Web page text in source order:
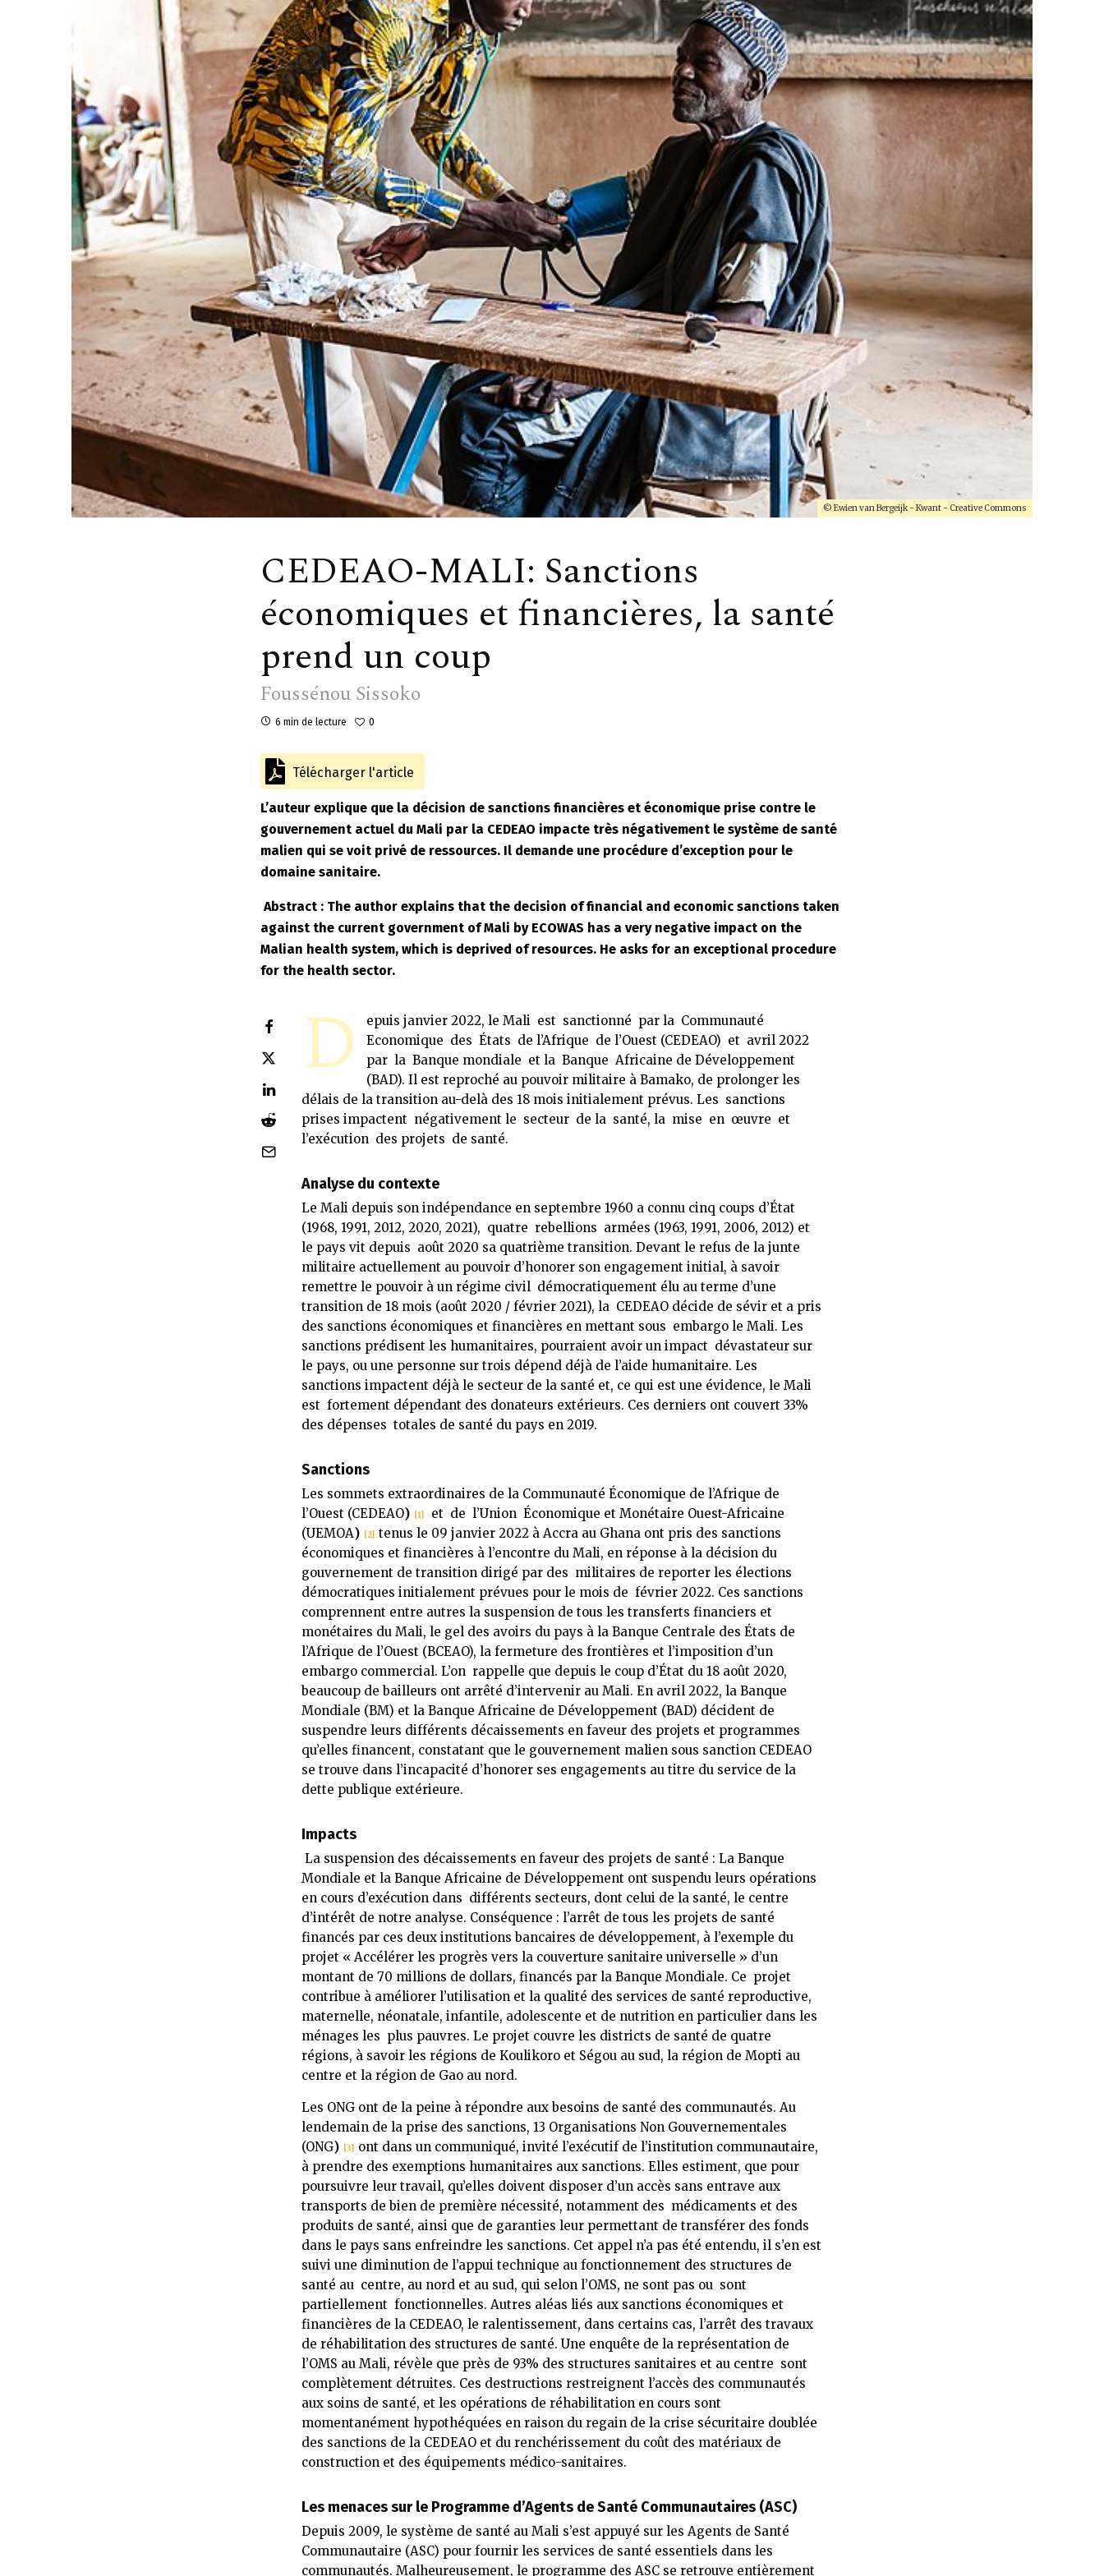
© Ewien van Bergeijk - Kwant - Creative Commons
CEDEAO-MALI: Sanctions
économiques et financières, la santé
prend un coup
Foussénou Sissoko
6 min de lecture 0
Télécharger l'article
L’auteur explique que la décision de sanctions financières et économique prise contre le
gouvernement actuel du Mali par la CEDEAO impacte très négativement le système de santé
malien qui se voit privé de ressources. Il demande une procédure d’exception pour le
domaine sanitaire.
Abstract : The author explains that the decision of financial and economic sanctions taken
against the current government of Mali by ECOWAS has a very negative impact on the
Malian health system, which is deprived of resources. He asks for an exceptional procedure
for the health sector.
D
epuis janvier 2022, le Mali est sanctionné par la Communauté
Economique des États de l’Afrique de l’Ouest (CEDEAO) et avril 2022
par la Banque mondiale et la Banque Africaine de Développement
(BAD). Il est reproché au pouvoir militaire à Bamako, de prolonger les
délais de la transition au-delà des 18 mois initialement prévus. Les sanctions
prises impactent négativement le secteur de la santé, la mise en œuvre et
l’exécution des projets de santé.
Analyse du contexte
Le Mali depuis son indépendance en septembre 1960 a connu cinq coups d’État
(1968, 1991, 2012, 2020, 2021), quatre rebellions armées (1963, 1991, 2006, 2012) et
le pays vit depuis août 2020 sa quatrième transition. Devant le refus de la junte
militaire actuellement au pouvoir d’honorer son engagement initial, à savoir
remettre le pouvoir à un régime civil démocratiquement élu au terme d’une
transition de 18 mois (août 2020 / février 2021), la CEDEAO décide de sévir et a pris
des sanctions économiques et financières en mettant sous embargo le Mali. Les
sanctions prédisent les humanitaires, pourraient avoir un impact dévastateur sur
le pays, ou une personne sur trois dépend déjà de l’aide humanitaire. Les
sanctions impactent déjà le secteur de la santé et, ce qui est une évidence, le Mali
est fortement dépendant des donateurs extérieurs. Ces derniers ont couvert 33%
des dépenses totales de santé du pays en 2019.
Sanctions
Les sommets extraordinaires de la Communauté Économique de l’Afrique de
l’Ouest (CEDEAO) [1]
et de l’Union Économique et Monétaire Ouest-Africaine
(UEMOA) [2] tenus le 09 janvier 2022 à Accra au Ghana ont pris des sanctions
économiques et financières à l’encontre du Mali, en réponse à la décision du
gouvernement de transition dirigé par des militaires de reporter les élections
démocratiques initialement prévues pour le mois de février 2022. Ces sanctions
comprennent entre autres la suspension de tous les transferts financiers et
monétaires du Mali, le gel des avoirs du pays à la Banque Centrale des États de
l’Afrique de l’Ouest (BCEAO), la fermeture des frontières et l’imposition d’un
embargo commercial. L’on rappelle que depuis le coup d’État du 18 août 2020,
beaucoup de bailleurs ont arrêté d’intervenir au Mali. En avril 2022, la Banque
Mondiale (BM) et la Banque Africaine de Développement (BAD) décident de
suspendre leurs différents décaissements en faveur des projets et programmes
qu’elles financent, constatant que le gouvernement malien sous sanction CEDEAO
se trouve dans l’incapacité d’honorer ses engagements au titre du service de la
dette publique extérieure.
Impacts
La suspension des décaissements en faveur des projets de santé : La Banque
Mondiale et la Banque Africaine de Développement ont suspendu leurs opérations
en cours d’exécution dans différents secteurs, dont celui de la santé, le centre
d’intérêt de notre analyse. Conséquence : l’arrêt de tous les projets de santé
financés par ces deux institutions bancaires de développement, à l’exemple du
projet « Accélérer les progrès vers la couverture sanitaire universelle » d’un
montant de 70 millions de dollars, financés par la Banque Mondiale. Ce projet
contribue à améliorer l’utilisation et la qualité des services de santé reproductive,
maternelle, néonatale, infantile, adolescente et de nutrition en particulier dans les
ménages les plus pauvres. Le projet couvre les districts de santé de quatre
régions, à savoir les régions de Koulikoro et Ségou au sud, la région de Mopti au
centre et la région de Gao au nord.
Les ONG ont de la peine à répondre aux besoins de santé des communautés. Au
lendemain de la prise des sanctions, 13 Organisations Non Gouvernementales
(ONG) [3] ont dans un communiqué, invité l’exécutif de l’institution communautaire,
à prendre des exemptions humanitaires aux sanctions. Elles estiment, que pour
poursuivre leur travail, qu’elles doivent disposer d’un accès sans entrave aux
transports de bien de première nécessité, notamment des médicaments et des
produits de santé, ainsi que de garanties leur permettant de transférer des fonds
dans le pays sans enfreindre les sanctions. Cet appel n’a pas été entendu, il s’en est
suivi une diminution de l’appui technique au fonctionnement des structures de
santé au centre, au nord et au sud, qui selon l’OMS, ne sont pas ou sont
partiellement fonctionnelles. Autres aléas liés aux sanctions économiques et
financières de la CEDEAO, le ralentissement, dans certains cas, l’arrêt des travaux
de réhabilitation des structures de santé. Une enquête de la représentation de
l’OMS au Mali, révèle que près de 93% des structures sanitaires et au centre sont
complètement détruites. Ces destructions restreignent l’accès des communautés
aux soins de santé, et les opérations de réhabilitation en cours sont
momentanément hypothéquées en raison du regain de la crise sécuritaire doublée
des sanctions de la CEDEAO et du renchérissement du coût des matériaux de
construction et des équipements médico-sanitaires.
Les menaces sur le Programme d’Agents de Santé Communautaires (ASC)
Depuis 2009, le système de santé au Mali s’est appuyé sur les Agents de Santé
Communautaire (ASC) pour fournir les services de santé essentiels dans les
communautés. Malheureusement, le programme des ASC se retrouve entièrement